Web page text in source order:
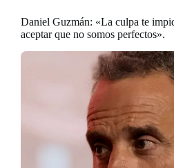
Daniel Guzmán: «La culpa te
aceptar que no somos perfectos».